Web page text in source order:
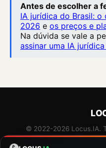
Antes de escolher a
IA jurídica do Brasil:
2026 e os preços e
Na dúvida se vale a
assinar uma IA
© 2022-2026 Locus.IA.
Suporte